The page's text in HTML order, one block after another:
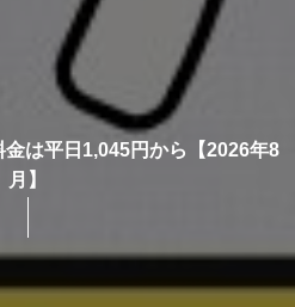
は平日1,045円から【2026年8
月】